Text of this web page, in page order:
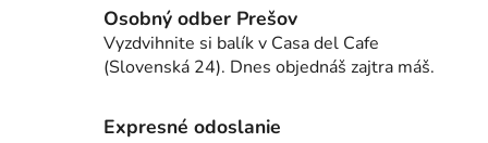
Osobný odber Prešov
Vyzdvihnite si balík v Casa del Cafe
(Slovenská 24). Dnes objednáš zajtra máš.
Expresné odoslanie